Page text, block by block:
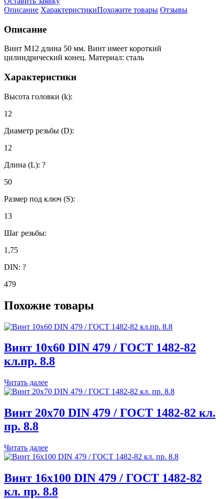
Описание ХарактеристикиПохожите товары Отзывы
Описание
Винт М12 длина 50 мм. Винт имеет короткий
цилиндрический конец. Материал: сталь
Характеристики
Высота головки (k):
12
Диаметр резьбы (D):
12
Длина (L): ?
50
Размер под ключ (S):
13
Шаг резьбы:
1,75
DIN: ?
479
Похожие товары
Винт 10х60 DIN 479 / ГОСТ 1482-82
кл.пр. 8.8
Читать далее
Винт 20х70 DIN 479 / ГОСТ 1482-82 кл.
пр. 8.8
Читать далее
Винт 16х100 DIN 479 / ГОСТ 1482-82
кл. пр. 8.8